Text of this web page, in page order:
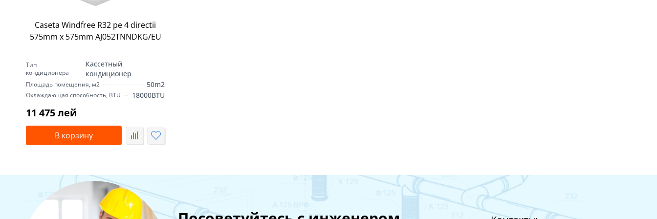
Caseta Windfree R32 pe 4 directii
575mm x 575mm AJ052TNNDKG/EU
Тип
кондиционера
Кассетный
кондиционер
Площадь помещения, м2 50m2
Охлаждающая способность, BTU 18000BTU
11 475 лей
В корзину